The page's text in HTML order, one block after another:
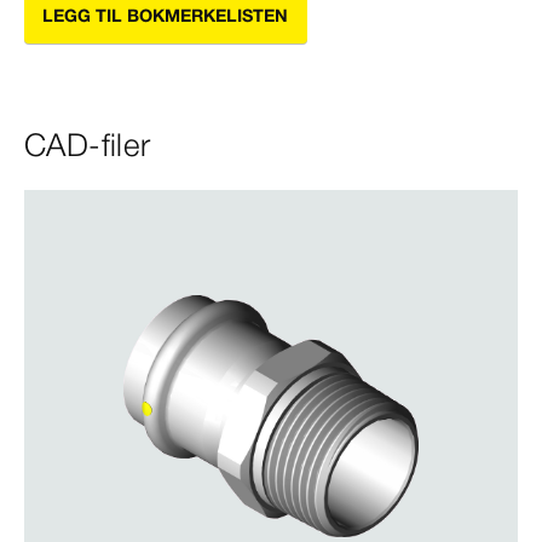
LEGG TIL BOKMERKELISTEN
CAD-filer